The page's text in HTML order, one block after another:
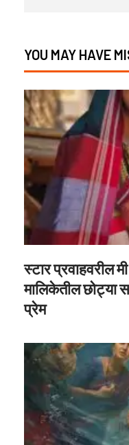
YOU MAY HAVE
स्टार प्रवाहवरील
मालिकेतील छोट्या
प्रेम